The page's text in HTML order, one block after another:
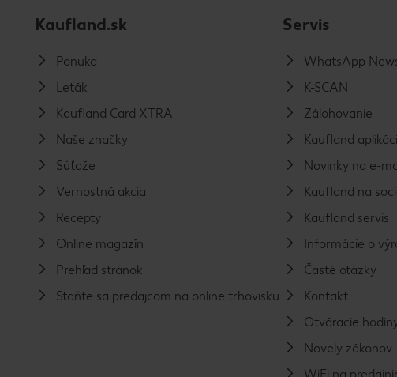
Kaufland.sk
Ponuka
Leták
Kaufland Card XTRA
Naše značky
Súťaže
Vernostná akcia
Recepty
Online magazín
Prehľad stránok
Staňte sa predajcom na online trhovisku
Servis
WhatsApp
K-SCAN
Zálohovanie
Kaufland
Novinky na e-
Kaufland na
Kaufland servis
Informácie o
Časté otázky
Kontakt
Otváracie
Novely zákonov